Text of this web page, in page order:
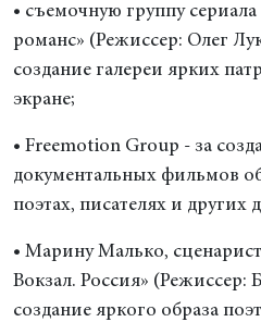
• съемочную группу
романс» (Режиссер: Олег
создание галереи ярких
экране;
• Freemotion Group - за
документальных фильмов
поэтах, писателях и других
• Марину Малько,
Вокзал. Россия» (Режиссер:
создание яркого образа